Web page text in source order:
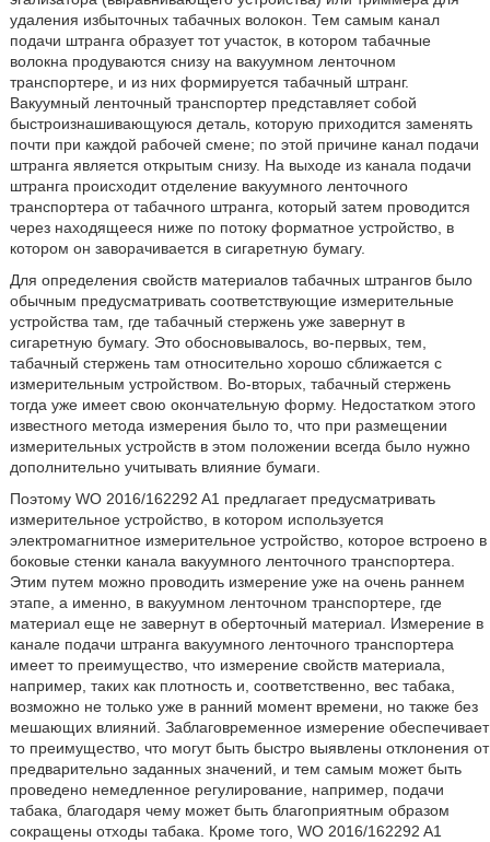
удаления избыточных табачных волокон. Тем самым канал
подачи штранга образует тот участок, в котором табачные
волокна продуваются снизу на вакуумном ленточном
транспортере, и из них формируется табачный штранг.
Вакуумный ленточный транспортер представляет собой
быстроизнашивающуюся деталь, которую приходится заменять
почти при каждой рабочей смене; по этой причине канал подачи
штранга является открытым снизу. На выходе из канала подачи
штранга происходит отделение вакуумного ленточного
транспортера от табачного штранга, который затем проводится
через находящееся ниже по потоку форматное устройство, в
котором он заворачивается в сигаретную бумагу.
Для определения свойств материалов табачных штрангов было
обычным предусматривать соответствующие измерительные
устройства там, где табачный стержень уже завернут в
сигаретную бумагу. Это обосновывалось, во-первых, тем,
табачный стержень там относительно хорошо сближается с
измерительным устройством. Во-вторых, табачный стержень
тогда уже имеет свою окончательную форму. Недостатком этого
известного метода измерения было то, что при размещении
измерительных устройств в этом положении всегда было нужно
дополнительно учитывать влияние бумаги.
Поэтому WO 2016/162292 A1 предлагает предусматривать
измерительное устройство, в котором используется
электромагнитное измерительное устройство, которое встроено в
боковые стенки канала вакуумного ленточного транспортера.
Этим путем можно проводить измерение уже на очень раннем
этапе, а именно, в вакуумном ленточном транспортере, где
материал еще не завернут в оберточный материал. Измерение в
канале подачи штранга вакуумного ленточного транспортера
имеет то преимущество, что измерение свойств материала,
например, таких как плотность и, соответственно, вес табака,
возможно не только уже в ранний момент времени, но также без
мешающих влияний. Заблаговременное измерение обеспечивает
то преимущество, что могут быть быстро выявлены отклонения от
предварительно заданных значений, и тем самым может быть
проведено немедленное регулирование, например, подачи
табака, благодаря чему может быть благоприятным образом
сокращены отходы табака. Кроме того, WO 2016/162292 A1